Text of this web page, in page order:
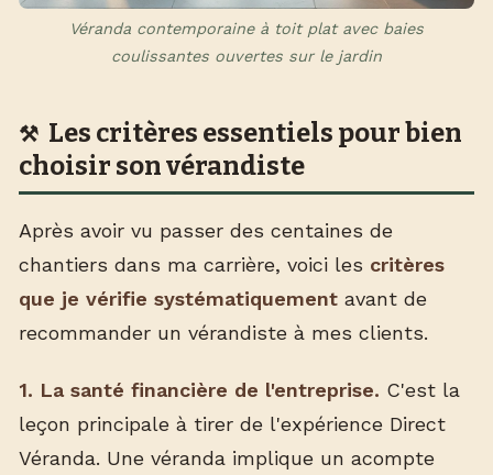
Véranda contemporaine à toit plat avec baies
coulissantes ouvertes sur le jardin
Les critères essentiels pour bien
choisir son vérandiste
Après avoir vu passer des centaines de
chantiers dans ma carrière, voici les critères
que je vérifie systématiquement avant de
recommander un vérandiste à mes clients.
1. La santé financière de l'entreprise. C'est la
leçon principale à tirer de l'expérience Direct
Véranda. Une véranda implique un acompte